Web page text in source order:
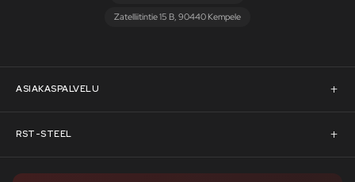
Zatelliitintie 15 B, 90440 Kempele
ASIAKASPALVELU
Asiakaspalvelu
Pyydä tarjous
RST-STEEL
RST-Steelin tarina